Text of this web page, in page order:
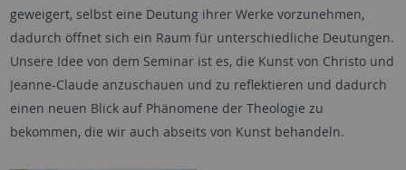
geweigert, selbst eine Deutung ihrer Werke vorzunehmen,
dadurch öffnet sich ein Raum für unterschiedliche Deutungen.
Unsere Idee von dem Seminar ist es, die Kunst von Christo und
Jeanne-Claude anzuschauen und zu reflektieren und dadurch
einen neuen Blick auf Phänomene der Theologie zu
bekommen, die wir auch abseits von Kunst behandeln.